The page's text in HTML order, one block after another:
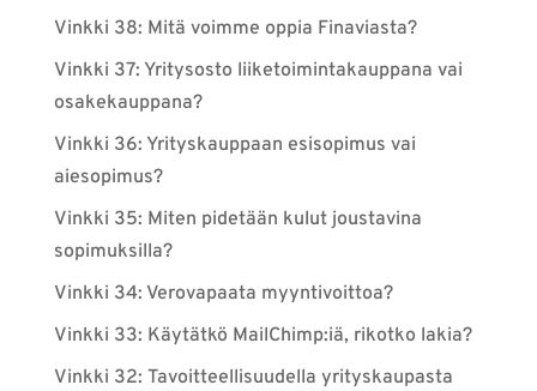
Vinkki 38: Mitä voimme oppia Finaviasta?
Vinkki 37: Yritysosto liiketoimintakauppana vai
osakekauppana?
Vinkki 36: Yrityskauppaan esisopimus vai
aiesopimus?
Vinkki 35: Miten pidetään kulut joustavina
sopimuksilla?
Vinkki 34: Verovapaata myyntivoittoa?
Vinkki 33: Käytätkö MailChimp:iä, rikotko lakia?
Vinkki 32: Tavoitteellisuudella yrityskaupasta